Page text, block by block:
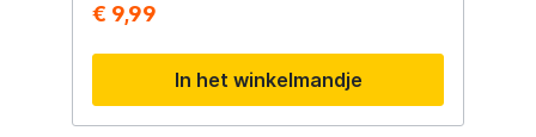
Meng droge korrels met water. Giet na 45
vervolgens een flinke hoeveelheid siroop
toe aan de pellets en meng dit goed.
Pellets binden zich maar breken dan snel af
in het water.
€ 9,99
In het winkelmandje